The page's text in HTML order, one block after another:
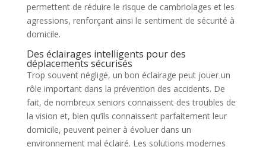
permettent de réduire le risque de cambriolages et les
agressions, renforçant ainsi le sentiment de sécurité à
domicile.
Des éclairages intelligents pour des
déplacements sécurisés
Trop souvent négligé, un bon éclairage peut jouer un
rôle important dans la prévention des accidents. De
fait, de nombreux seniors connaissent des troubles de
la vision et, bien qu’ils connaissent parfaitement leur
domicile, peuvent peiner à évoluer dans un
environnement mal éclairé. Les solutions modernes